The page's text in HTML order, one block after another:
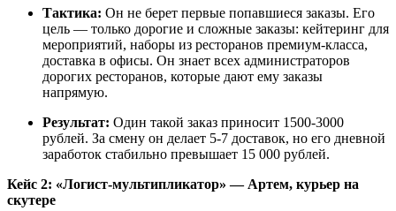
Тактика: Он не берет первые попавшиеся заказы. Его
цель — только дорогие и сложные заказы: кейтеринг для
мероприятий, наборы из ресторанов премиум-класса,
доставка в офисы. Он знает всех администраторов
дорогих ресторанов, которые дают ему заказы
напрямую.
Результат: Один такой заказ приносит 1500-3000
рублей. За смену он делает 5-7 доставок, но его дневной
заработок стабильно превышает 15 000 рублей.
Кейс 2: «Логист-мультипликатор» — Артем, курьер на
скутере